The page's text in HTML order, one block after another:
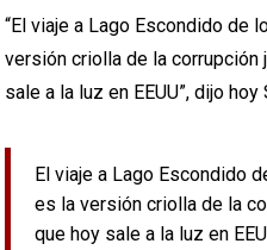
“El viaje a Lago Escondido de
versión criolla de la corrupción
sale a la luz en EEUU”, dijo
El viaje a Lago Escondido
es la versión criolla de la
que hoy sale a la luz en